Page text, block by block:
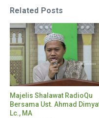
Related Posts
Majelis Shalawat RadioQu
Bersama Ust. Ahmad
Lc., MA